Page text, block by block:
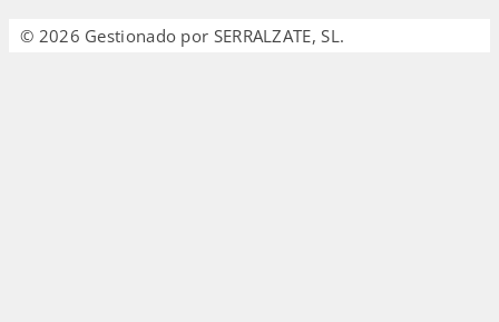
© 2026 Gestionado por SERRALZATE, SL.